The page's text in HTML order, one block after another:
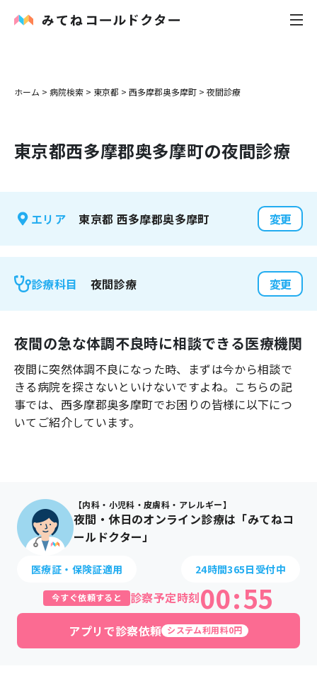
内科
花粉症
感染症
よくあるご質問
ホーム > 病院検索 > 東京都 > 西多摩郡奥多摩町 > 夜間診療
東京都西多摩郡奥多摩町の夜間診療
エリア 東京都 西多摩郡奥多摩町 変更
診療科目 夜間診療 変更
夜間の急な体調不良時に相談できる医療機関
夜間に突然体調不良になった時、まずは今から相談で
きる病院を探さないといけないですよね。こちらの記
事では、 西多摩郡奥多摩町でお困りの皆様に以下につ
いてご紹介しています。
【内科・小児科・皮膚科・アレルギー】
夜間・休日のオンライン診療は「みてねコ
ールドクター」
医療証・保険証適用 24時間365日受付中
今すぐ依頼すると 診察予定時刻00:55
アプリで診察依頼 システム利用料0円